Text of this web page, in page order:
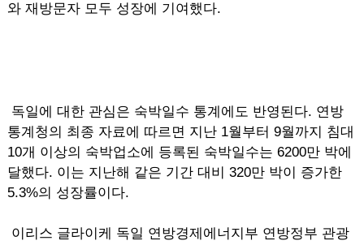
와 재방문자 모두 성장에 기여했다.
독일에 대한 관심은 숙박일수 통계에도 반영된다. 연방
통계청의 최종 자료에 따르면 지난 1월부터 9월까지 침대
10개 이상의 숙박업소에 등록된 숙박일수는 6200만 박에
달했다. 이는 지난해 같은 기간 대비 320만 박이 증가한
5.3%의 성장률이다.
이리스 글라이케 독일 연방경제에너지부 연방정부 관광